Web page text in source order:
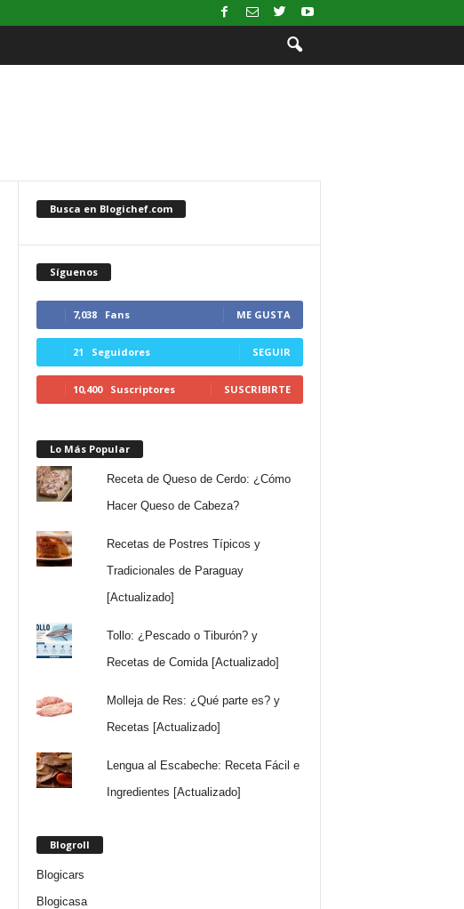
Busca en Blogichef.com
Síguenos
7,038 Fans ME GUSTA
21 Seguidores SEGUIR
10,400 Suscriptores SUSCRIBIRTE
Lo Más Popular
Receta de Queso de Cerdo: ¿Cómo
Hacer Queso de Cabeza?
Recetas de Postres Típicos y
Tradicionales de Paraguay
[Actualizado]
Tollo: ¿Pescado o Tiburón? y
Recetas de Comida [Actualizado]
Molleja de Res: ¿Qué parte es? y
Recetas [Actualizado]
Lengua al Escabeche: Receta Fácil e
Ingredientes [Actualizado]
Blogroll
Blogicars
Blogicasa